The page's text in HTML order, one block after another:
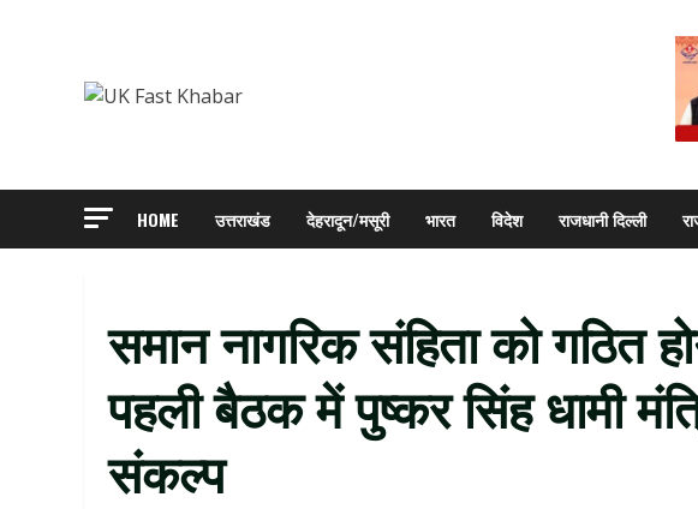
HOME उत्तराखंड देहरादून/मसूरी भारत विदेश राजधानी दिल्ली
समान नागरिक संहिता को गठित
पहली बैठक में पुष्कर सिंह धामी
संकल्प